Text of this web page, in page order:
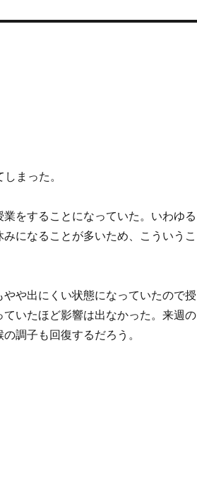
まった。
をすることになっていた。いわゆる
になることが多いため、こういうこ
や出にくい状態になっていたので授
いたほど影響は出なかった。来週の
調子も回復するだろう。